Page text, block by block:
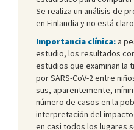
Se realiza un análisis de
en Finlandia y no está
Importancia clínica:a
estudio, los resultados
estudios que examinan la
por SARS-CoV-2 entre
sus, aparentemente,
número de casos en la
interpretación del
en casi todos los lugares